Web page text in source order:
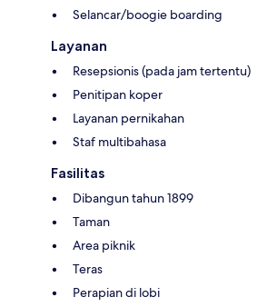
Selancar/boogie boarding
Layanan
Resepsionis (pada jam tertentu)
Penitipan koper
Layanan pernikahan
Staf multibahasa
Fasilitas
Dibangun tahun 1899
Taman
Area piknik
Teras
Perapian di lobi